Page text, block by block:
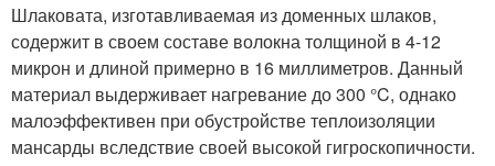
Шлаковата, изготавливаемая из доменных шлаков,
содержит в своем составе волокна толщиной в 4-12
микрон и длиной примерно в 16 миллиметров. Данный
материал выдерживает нагревание до 300 °C, однако
малоэффективен при обустройстве теплоизоляции
мансарды вследствие своей высокой гигроскопичности.